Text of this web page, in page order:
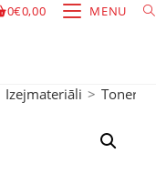
0€0,00 MENU
Izejmateriāli > Toneri